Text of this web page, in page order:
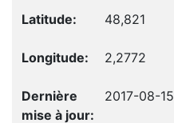
48,821
2,2772
2017-08-15